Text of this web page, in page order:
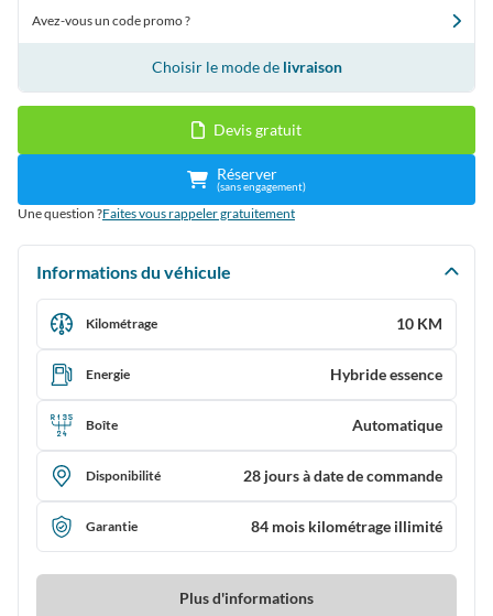
Avez-vous un code promo ?
Choisir le mode de livraison
Devis gratuit
Réserver
(sans engagement)
Une question ?Faites vous rappeler gratuitement
Informations du véhicule
Kilométrage 10 KM
Energie Hybride essence
Boîte Automatique
Disponibilité 28 jours à date de commande
Garantie 84 mois kilométrage illimité
Plus d'informations